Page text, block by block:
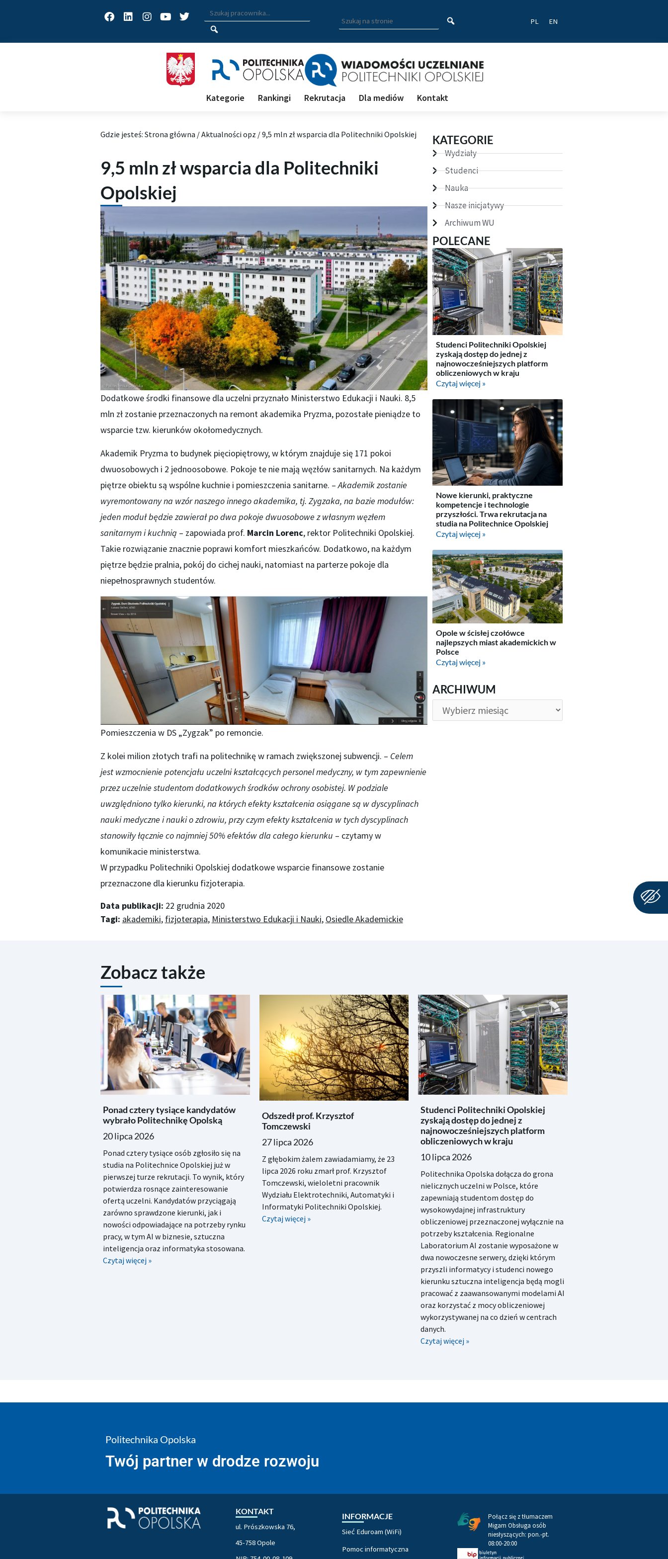
Facebook
LinkedinInstagram
YoutubeTwitterWyszukiwarka pracowników
Wpisz nazwisko, fragment nazwiska bądź imię pracownika aby wyszukać
Wpisz
szukaną
frazę
wyszukać
na
PL EN
Kategorie Rankingi Rekrutacja Dla mediów Kontakt
Gdzie jesteś: Strona główna /Aktualności opz /9,5 mln zł wsparcia dla Politechniki Opolskiej
9,5 mln zł wsparcia dla Politechniki
Opolskiej
Dodatkowe środki finansowe dla uczelni przyznało Ministerstwo Edukacji i Nauki. 8,5
mln zł zostanie przeznaczonych na remont akademika Pryzma, pozostałe pieniądze to
wsparcie tzw. kierunków okołomedycznych.
Akademik Pryzma to budynek pięciopiętrowy, w którym znajduje się 171 pokoi
dwuosobowych i 2 jednoosobowe. Pokoje te nie mają węzłów sanitarnych. Na każdym
piętrze obiektu są wspólne kuchnie i pomieszczenia sanitarne. –Akademik zostanie
wyremontowany na wzór naszego innego akademika, tj. Zygzaka, na bazie modułów:
jeden moduł będzie zawierał po dwa pokoje dwuosobowe z własnym węzłem
sanitarnym i kuchnią – zapowiada prof. Marcin Lorenc, rektor Politechniki Opolskiej.
Takie rozwiązanie znacznie poprawi komfort mieszkańców. Dodatkowo, na każdym
piętrze będzie pralnia, pokój do cichej nauki, natomiast na parterze pokoje dla
niepełnosprawnych studentów.
Pomieszczenia w DS „Zygzak” po remoncie.
Z kolei milion złotych trafi na politechnikę w ramach zwiększonej subwencji. – Celem
jest wzmocnienie potencjału uczelni kształcących personel medyczny, w tym zapewnienie
przez uczelnie studentom dodatkowych środków ochrony osobistej. W podziale
uwzględniono tylko kierunki, na których efekty kształcenia osiągane są w dyscyplinach
nauki medyczne i nauki o zdrowiu, przy czym efekty kształcenia w tych dyscyplinach
stanowiły łącznie co najmniej 50% efektów dla całego kierunku – czytamy w
komunikacie ministerstwa.
W przypadku Politechniki Opolskiej dodatkowe wsparcie finansowe zostanie
przeznaczone dla kierunku fizjoterapia.
Data publikacji: 22 grudnia 2020
Tagi: akademiki, fizjoterapia, Ministerstwo Edukacji i Nauki, Osiedle Akademickie
KATEGORIE
Wydziały
Studenci
Nauka
Nasze inicjatywy
Archiwum WU
POLECANE
Studenci Politechniki Opolskiej
zyskają dostęp do jednej z
najnowocześniejszych platform
obliczeniowych w kraju
Czytaj więcej »
Nowe kierunki, praktyczne
kompetencje i technologie
przyszłości. Trwa rekrutacja na
studia na Politechnice Opolskiej
Czytaj więcej »
Opole w ścisłej czołówce
najlepszych miast akademickich w
Polsce
Czytaj więcej »
ARCHIWUM
ARCHIWUM
Zobacz także
Ponad cztery tysiące kandydatów
wybrało Politechnikę Opolską
20 lipca 2026
Ponad cztery tysiące osób zgłosiło się na
studia na Politechnice Opolskiej już w
pierwszej turze rekrutacji. To wynik, który
potwierdza rosnące zainteresowanie
ofertą uczelni. Kandydatów przyciągają
zarówno sprawdzone kierunki, jak i
nowości odpowiadające na potrzeby rynku
pracy, w tym AI w biznesie, sztuczna
inteligencja oraz informatyka stosowana.
Czytaj więcej »
Odszedł prof. Krzysztof
Tomczewski
27 lipca 2026
Z głębokim żalem zawiadamiamy, że 23
lipca 2026 roku zmarł prof. Krzysztof
Tomczewski, wieloletni pracownik
Wydziału Elektrotechniki, Automatyki i
Informatyki Politechniki Opolskiej.
Czytaj więcej »
Studenci Politechniki Opolskiej
zyskają dostęp do jednej z
najnowocześniejszych platform
obliczeniowych w kraju
10 lipca 2026
Politechnika Opolska dołącza do grona
nielicznych uczelni w Polsce, które
zapewniają studentom dostęp do
wysokowydajnej infrastruktury
obliczeniowej przeznaczonej wyłącznie na
potrzeby kształcenia. Regionalne
Laboratorium AI zostanie wyposażone w
dwa nowoczesne serwery, dzięki którym
przyszli informatycy i studenci nowego
kierunku sztuczna inteligencja będą mogli
pracować z zaawansowanymi modelami AI
oraz korzystać z mocy obliczeniowej
wykorzystywanej na co dzień w centrach
danych.
Czytaj więcej »
Politechnika Opolska
Twój partner w drodze rozwoju
KONTAKT
ul. Prószkowska 76,
45-758 Opole
INFORMACJE
Sieć Eduroam (WiFi)
Pomoc informatyczna
Połącz się z tłumaczem
Migam Obsługa osób
niesłyszących: pon.-pt.
08:00-20:00